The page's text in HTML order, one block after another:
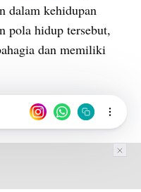
dalam kehidupan
pola hidup tersebut,
dan memiliki